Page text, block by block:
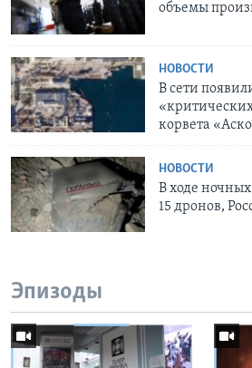
объемы
НОВОСТИ
В сети
корвета
НОВОСТИ
В ходе
15 дронов,
Эпизоды